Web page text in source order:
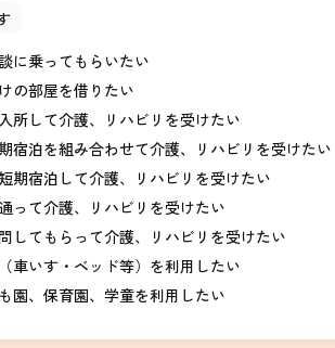
に乗ってもらいたい
の部屋を借りたい
所して介護、リハビリを受けたい
宿泊を組み合わせて介護、リハビリを受けたい
期宿泊して介護、リハビリを受けたい
って介護、リハビリを受けたい
してもらって介護、リハビリを受けたい
車いす・ベッド等）を利用したい
園、保育園、学童を利用したい